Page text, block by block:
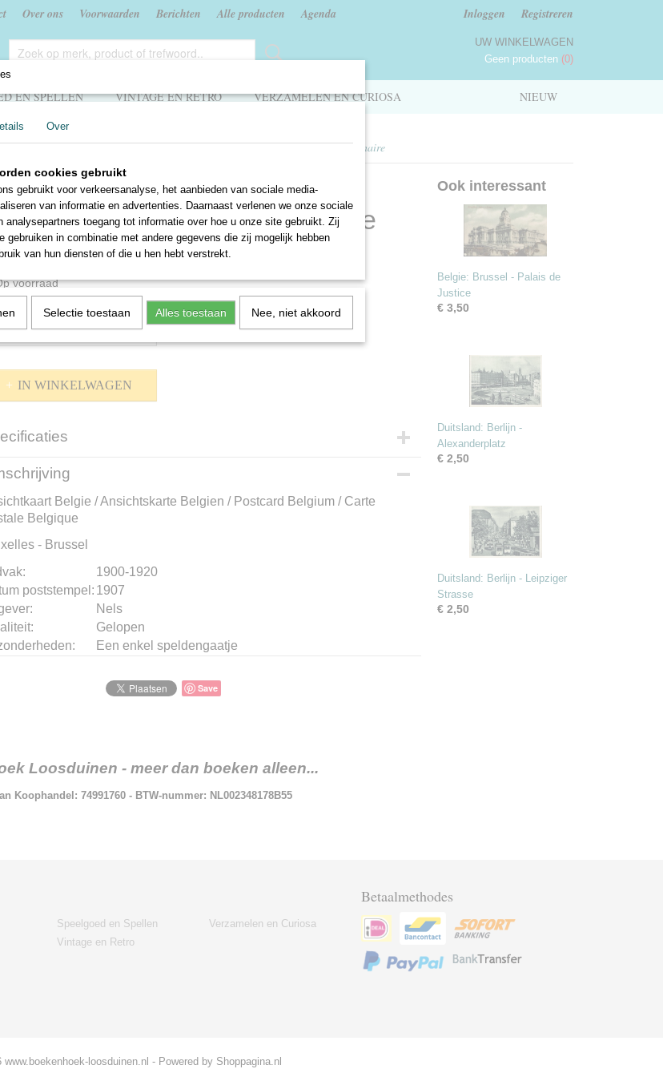
Over ons Voorwaarden Berichten Alle producten Agenda Inloggen Registreren
UW WINKELWAGEN
Geen producten (0)
NIEUW
EN SPELLEN VINTAGE EN RETRO VERZAMELEN EN CURIOSA
en dorpen Buitenland>Belgie: Brussel - Arcade monumentale du Cinquantenaire
Brussel - Arcade
du Cinquantenaire
voorraad
IN WINKELWAGEN
gewicht
Belgie / Ansichtskarte Belgien / Postcard Belgium / Carte
Belgique
- Brussel
1900-1920
poststempel: 1907
Nels
Gelopen
Een enkel speldengaatje
Save
Ook interessant
Belgie: Brussel - Palais de
Justice
€ 3,50
Duitsland: Berlijn -
Alexanderplatz
€ 2,50
Duitsland: Berlijn - Leipziger
Strasse
€ 2,50
Loosduinen - meer dan boeken alleen...
Koophandel: 74991760 - BTW-nummer: NL002348178B55
Speelgoed en Spellen
Vintage en Retro
Verzamelen en Curiosa
Betaalmethodes
loosduinen.nl - Powered by Shoppagina.nl
Over
cookies gebruikt
gebruikt voor verkeersanalyse, het aanbieden van sociale media-
van informatie en advertenties. Daarnaast verlenen we onze sociale
analysepartners toegang tot informatie over hoe u onze site gebruikt. Zij
gebruiken in combinatie met andere gegevens die zij mogelijk hebben
van hun diensten of die u hen hebt verstrekt.
Selectie toestaan Alles toestaan Nee, niet akkoord